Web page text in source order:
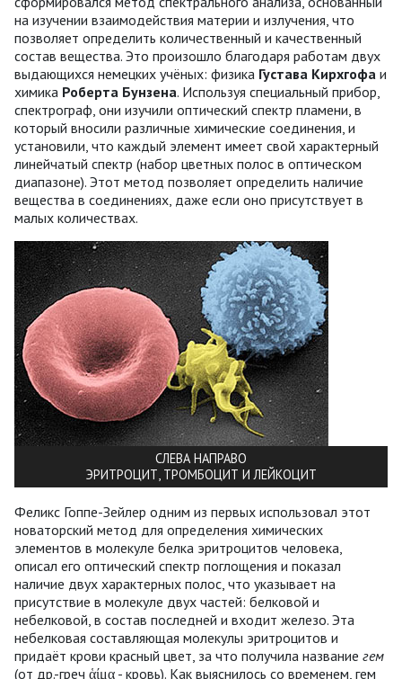
на изучении взаимодействия материи и излучения, что
позволяет определить количественный и качественный
состав вещества. Это произошло благодаря работам двух
выдающихся немецких учёных: физика Густава Кирхгофа и
химика Роберта Бунзена. Используя специальный прибор,
спектрограф, они изучили оптический спектр пламени, в
который вносили различные химические соединения, и
установили, что каждый элемент имеет свой характерный
линейчатый спектр (набор цветных полос в оптическом
диапазоне). Этот метод позволяет определить наличие
вещества в соединениях, даже если оно присутствует в
малых количествах.
СЛЕВА НАПРАВО
ЭРИТРОЦИТ, ТРОМБОЦИТ И ЛЕЙКОЦИТ
Феликс Гоппе-Зейлер одним из первых использовал этот
новаторский метод для определения химических
элементов в молекуле белка эритроцитов человека,
описал его оптический спектр поглощения и показал
наличие двух характерных полос, что указывает на
присутствие в молекуле двух частей: белковой и
небелковой, в состав последней и входит железо. Эта
небелковая составляющая молекулы эритроцитов и
придаёт крови красный цвет, за что получила название гем
(от др.-греч ἁίμα - кровь). Как выяснилось со временем, гем